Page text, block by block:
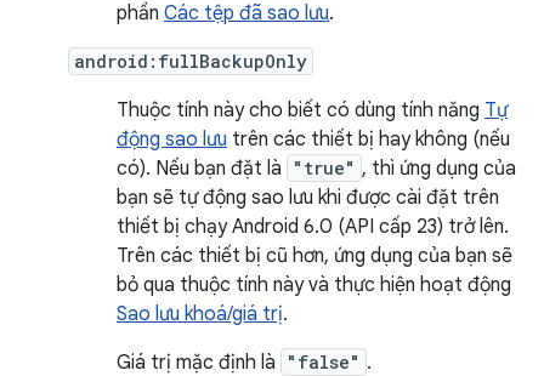
phần Các tệp đã sao lưu.
android:fullBackupOnly
Thuộc tính này cho biết có dùng tính năng Tự
động sao lưu trên các thiết bị hay không (nếu
có). Nếu bạn đặt là
"true" , thì ứng dụng của
bạn sẽ tự động sao lưu khi được cài đặt trên
thiết bị chạy Android 6.0 (API cấp 23) trở lên.
Trên các thiết bị cũ hơn, ứng dụng của bạn sẽ
bỏ qua thuộc tính này và thực hiện hoạt động
Sao lưu khoá/giá trị.
Giá trị mặc định là
"false" .